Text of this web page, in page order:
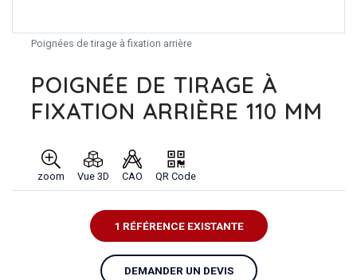
Poignées de tirage à fixation arrière
POIGNÉE DE TIRAGE À
FIXATION ARRIÈRE 110 MM
zoom Vue 3D CAO QR Code
1 RÉFÉRENCE EXISTANTE
DEMANDER UN DEVIS